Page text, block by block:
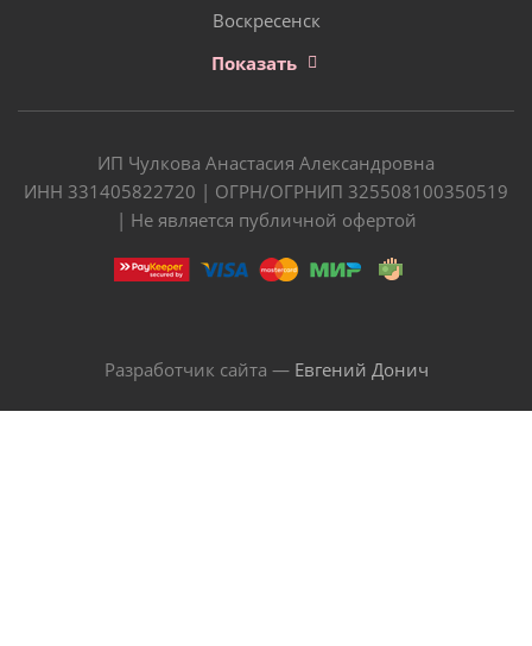
Воскресенск
Показать
ИП Чулкова Анастасия Александровна
ИНН 331405822720 | ОГРН/ОГРНИП 325508100350519
| Не является публичной офертой
Разработчик сайта — Евгений Донич